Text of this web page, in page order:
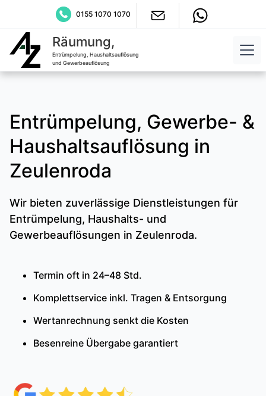
0155 1070 1070
Räumung,
Entrümpelung, Haushaltsauflösung
und Gewerbeauflösung
Entrümpelung, Gewerbe- &
Haushaltsauflösung in
Zeulenroda
Wir bieten zuverlässige Dienstleistungen für
Entrümpelung, Haushalts- und
Gewerbeauflösungen in Zeulenroda.
Termin oft in 24–48 Std.
Komplettservice inkl. Tragen & Entsorgung
Wertanrechnung senkt die Kosten
Besenreine Übergabe garantiert